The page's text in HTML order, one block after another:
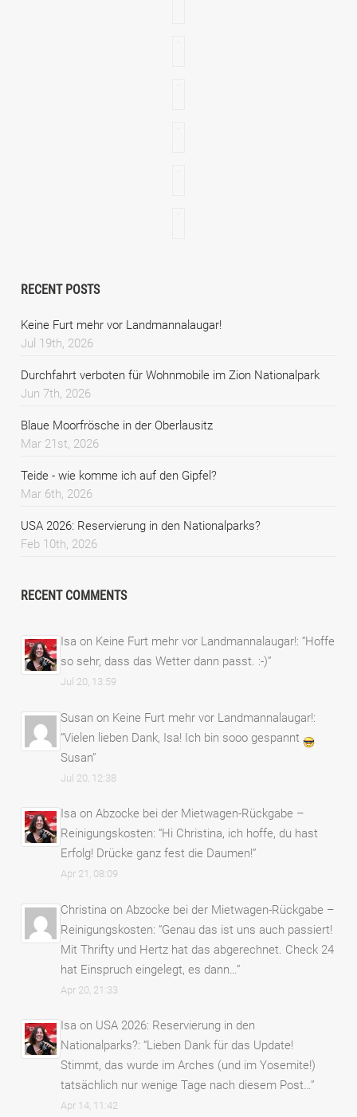
RECENT POSTS
Keine Furt mehr vor Landmannalaugar!
Jul 19th, 2026
Durchfahrt verboten für Wohnmobile im Zion Nationalpark
Jun 7th, 2026
Blaue Moorfrösche in der Oberlausitz
Mar 21st, 2026
Teide - wie komme ich auf den Gipfel?
Mar 6th, 2026
USA 2026: Reservierung in den Nationalparks?
Feb 10th, 2026
RECENT COMMENTS
Isa on Keine Furt mehr vor Landmannalaugar!: “Hoffe
so sehr, dass das Wetter dann passt. :-)”
Jul 20, 13:59
Susan on Keine Furt mehr vor Landmannalaugar!:
“Vielen lieben Dank, Isa! Ich bin sooo gespannt
Susan”
Jul 20, 12:38
Isa onAbzocke bei der Mietwagen-Rückgabe –
Reinigungskosten: “Hi Christina, ich hoffe, du hast
Erfolg! Drücke ganz fest die Daumen!”
Apr 21, 08:09
Christina onAbzocke bei der Mietwagen-Rückgabe –
Reinigungskosten: “Genau das ist uns auch passiert!
Mit Thrifty und Hertz hat das abgerechnet. Check 24
hat Einspruch eingelegt, es dann…”
Apr 20, 21:33
Isa on USA 2026: Reservierung in den
Nationalparks?: “Lieben Dank für das Update!
Stimmt, das wurde im Arches (und im Yosemite!)
tatsächlich nur wenige Tage nach diesem Post…”
Apr 14, 11:42